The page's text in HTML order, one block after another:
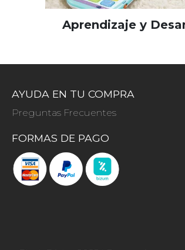
Aprendizaje y
AYUDA EN TU COMPRA
Preguntas Frecuentes
FORMAS DE PAGO